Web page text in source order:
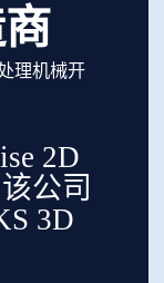
理机械开
2D
公司
3D